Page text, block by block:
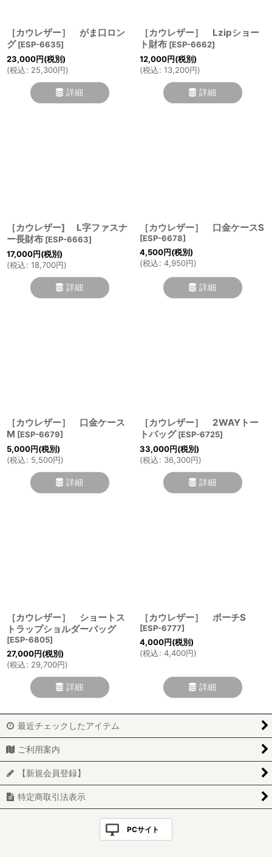
［カウレザー］ がま口ロン
グ [ESP-6635]
23,000円(税別)
(税込: 25,300円)
詳細
［カウレザー］ Lzipショー
ト財布 [ESP-6662]
12,000円(税別)
(税込: 13,200円)
詳細
［カウレザー] L字ファスナ
ー長財布 [ESP-6663]
17,000円(税別)
(税込: 18,700円)
詳細
［カウレザー］ 口金ケースS
[ESP-6678]
4,500円(税別)
(税込: 4,950円)
詳細
［カウレザー］ 口金ケース
M [ESP-6679]
5,000円(税別)
(税込: 5,500円)
詳細
［カウレザー］ 2WAYトー
トバッグ [ESP-6725]
33,000円(税別)
(税込: 36,300円)
詳細
［カウレザー］ ショートス
トラップショルダーバッグ
[ESP-6805]
27,000円(税別)
(税込: 29,700円)
詳細
［カウレザー］ ポーチS
[ESP-6777]
4,000円(税別)
(税込: 4,400円)
詳細
最近チェックしたアイテム
ご利用案内
【新規会員登録】
特定商取引法表示
PCサイト